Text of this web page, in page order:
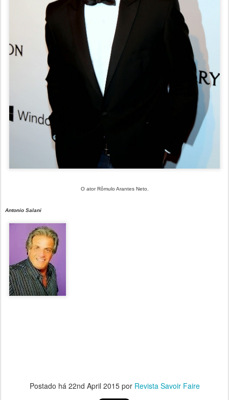
O ator Rômulo Arantes Neto.
Antonio Salani
Postado há 22nd April 2015por Revista Savoir Faire